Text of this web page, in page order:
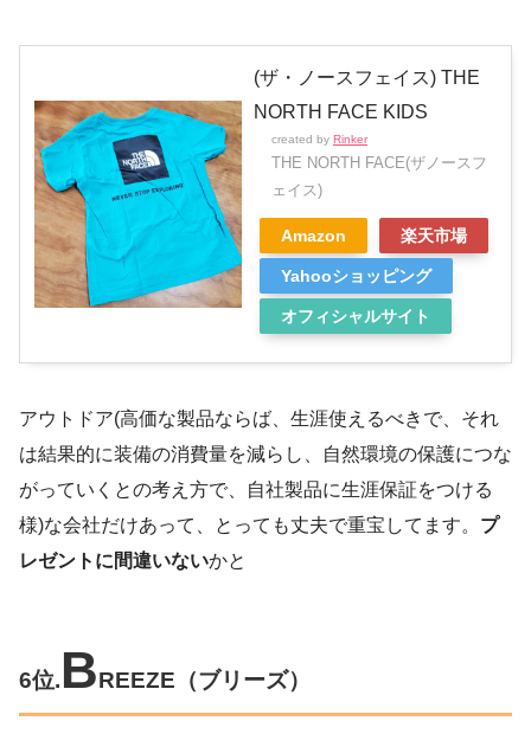
(ザ・ノースフェイス) THE
NORTH FACE KIDS
created by Rinker
THE NORTH FACE(ザノースフ
ェイス)
Amazon 楽天市場
Yahooショッピング
オフィシャルサイト
アウトドア(高価な製品ならば、生涯使えるべきで、それ
は結果的に装備の消費量を減らし、自然環境の保護につな
がっていくとの考え方で、自社製品に生涯保証をつける
様)な会社だけあって、とっても丈夫で重宝してます。 プ
レゼントに間違いないかと
6位.BREEZE （ブリーズ）